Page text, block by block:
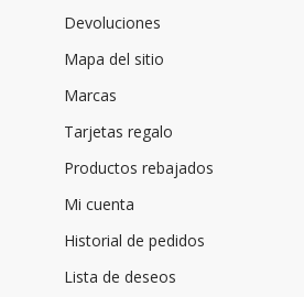
Devoluciones
Mapa del sitio
Marcas
Tarjetas regalo
Productos rebajados
Mi cuenta
Historial de pedidos
Lista de deseos